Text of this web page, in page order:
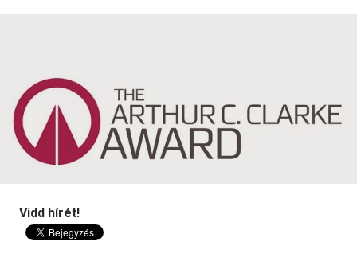
Vidd hírét!